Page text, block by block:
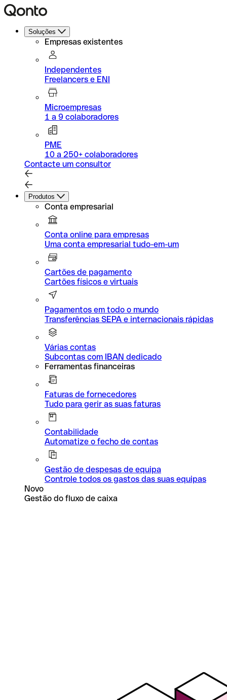
Soluções
Empresas existentes
Independentes
Freelancers e ENI
Microempresas
1 a 9 colaboradores
PME
10 a 250+ colaboradores
Contacte um consultor
Produtos
Conta empresarial
Conta online para empresas
Uma conta empresarial tudo-em-um
Cartões de pagamento
Cartões físicos e virtuais
Pagamentos em todo o mundo
Transferências SEPA e internacionais rápidas
Várias contas
Subcontas com IBAN dedicado
Ferramentas financeiras
Faturas de fornecedores
Tudo para gerir as suas faturas
Contabilidade
Automatize o fecho de contas
Gestão de despesas de equipa
Controle todos os gastos das suas equipas
Novo
Gestão do fluxo de caixa